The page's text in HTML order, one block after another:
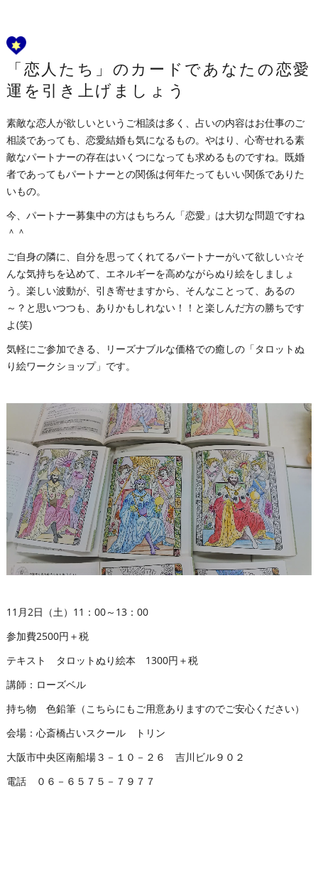
「恋人たち」のカードであなたの恋愛
運を引き上げましょう
素敵な恋人が欲しいというご相談は多く、占いの内容はお仕事のご
相談であっても、恋愛結婚も気になるもの。やはり、心寄せれる素
敵なパートナーの存在はいくつになっても求めるものですね。既婚
者であってもパートナーとの関係は何年たってもいい関係でありた
いもの。
今、パートナー募集中の方はもちろん「恋愛」は大切な問題ですね
＾＾
ご自身の隣に、自分を思ってくれてるパートナーがいて欲しい☆そ
んな気持ちを込めて、エネルギーを高めながらぬり絵をしましょ
う。楽しい波動が、引き寄せますから、そんなことって、あるの
～？と思いつつも、ありかもしれない！！と楽しんだ方の勝ちです
よ(笑)
気軽にご参加できる、リーズナブルな価格での癒しの「タロットぬ
り絵ワークショップ」です。
11月2日（土）11：00～13：00
参加費2500円＋税
テキスト タロットぬり絵本 1300円＋税
講師：ローズベル
持ち物 色鉛筆（こちらにもご用意ありますのでご安心ください）
会場：心斎橋占いスクール トリン
大阪市中央区南船場３－１０－２６ 吉川ビル９０２
電話 ０６－６５７５－７９７７